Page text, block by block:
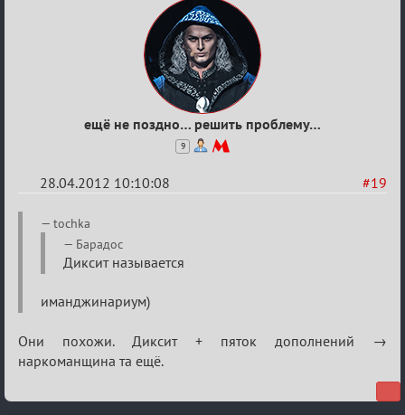
приветствуются)
ещё не поздно… решить проблему…
9
#19
28.04.2012 10:10:08
Re:
План
мероприятия
(дополнения
приветствуются)
tochka
Барадос
Диксит называется
иманджинариум)
Они похожи. Диксит + пяток дополнений →
наркоманщина та ещё.